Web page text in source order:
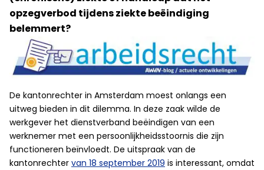
opzegverbod tijdens ziekte beëindiging
belemmert?
De kantonrechter in Amsterdam moest onlangs een
uitweg bieden in dit dilemma. In deze zaak wilde de
werkgever het dienstverband beëindigen van een
werknemer met een persoonlijkheidsstoornis die zijn
functioneren beïnvloedt. De uitspraak van de
kantonrechter van 18 september 2019 is interessant, omdat